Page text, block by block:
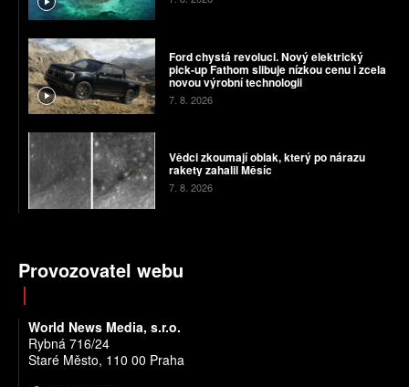
Ford chystá revoluci. Nový elektrický
pick-up Fathom slibuje nízkou cenu i zcela
novou výrobní technologii
7. 8. 2026
Vědci zkoumají oblak, který po nárazu
rakety zahalil Měsíc
7. 8. 2026
Provozovatel webu
World News Media, s.r.o.
Rybná 716/24
Staré Město, 110 00 Praha